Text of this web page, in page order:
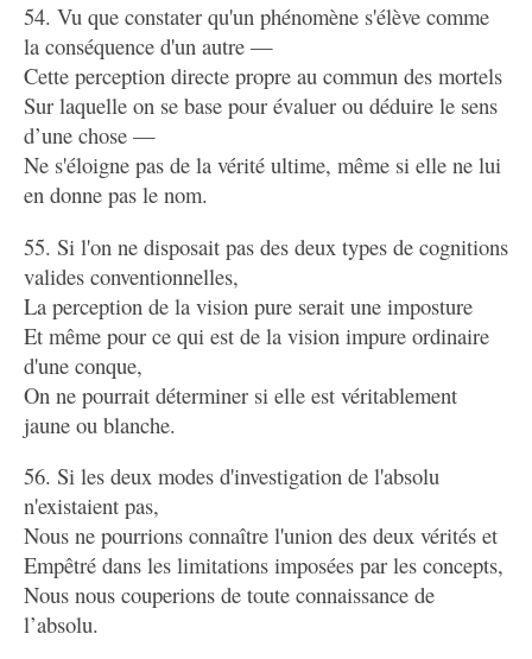
54. Vu que constater qu'un phénomène s'élève comme
la conséquence d'un autre —
Cette perception directe propre au commun des mortels
Sur laquelle on se base pour évaluer ou déduire le sens
d’une chose —
Ne s'éloigne pas de la vérité ultime, même si elle ne lui
en donne pas le nom.
55. Si l'on ne disposait pas des deux types de cognitions
valides conventionnelles,
La perception de la vision pure serait une imposture
Et même pour ce qui est de la vision impure ordinaire
d'une conque,
On ne pourrait déterminer si elle est véritablement
jaune ou blanche.
56. Si les deux modes d'investigation de l'absolu
n'existaient pas,
Nous ne pourrions connaître l'union des deux vérités et
Empêtré dans les limitations imposées par les concepts,
Nous nous couperions de toute connaissance de
l’absolu.